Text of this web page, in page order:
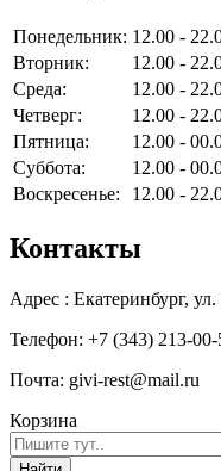
Понедельник: 12.00 -
Вторник:
12.00 -
Среда:
12.00 -
Четверг:
12.00 -
Пятница:
12.00 -
Суббота:
12.00 -
Воскресенье:
12.00 -
Контакты
Адрес : Екатеринбург,
Телефон: +7 (343) 213-00-
Почта: givi-rest@mail.ru
Корзина